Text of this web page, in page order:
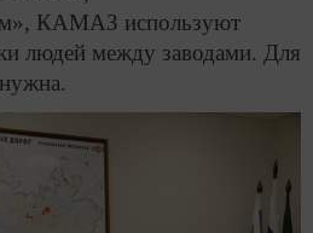
КАМАЗ используют
людей между заводами. Для